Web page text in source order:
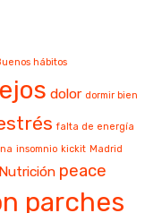
hábitos
dolor dormir bien
falta de energía
insomnio kickit Madrid
Nutrición peace
parches